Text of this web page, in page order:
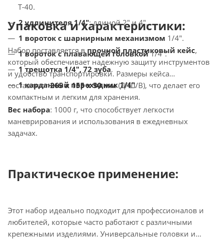
Т-40.
2 удлинителя 1/4": длиной 2" и 4".
1 вороток с шарнирным механизмом 1/4".
1 вороток с плавающей головкой1/4".
1 трещотка 1/4", 72 зуба.
1 карданный переходник 1/4".
Упаковка и характеристики:
Набор поставляется в прочной пластиковый кейс,
который обеспечивает надежную защиту инструментов
и удобство транспортировки. Размеры кейса
составляют265 x 155 x 50 мм(Д/Ш/В), что делает его
компактным и легким для хранения.
Вес набора: 1000 г, что способствует легкости
маневрирования и использования в ежедневных
задачах.
Практическое применение:
Этот набор идеально подходит для профессионалов и
любителей, которые часто работают с различными
крепежными изделиями. Универсальные головки и